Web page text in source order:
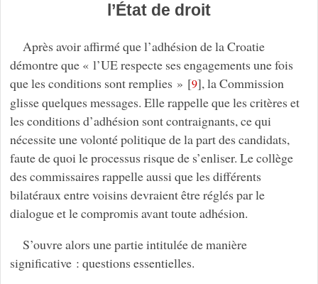
l’État de droit
Après avoir affirmé que l’adhésion de la Croatie
démontre que « l’UE respecte ses engagements une fois
que les conditions sont remplies » [9], la Commission
glisse quelques messages. Elle rappelle que les critères et
les conditions d’adhésion sont contraignants, ce qui
nécessite une volonté politique de la part des candidats,
faute de quoi le processus risque de s’enliser. Le collège
des commissaires rappelle aussi que les différents
bilatéraux entre voisins devraient être réglés par le
dialogue et le compromis avant toute adhésion.
S’ouvre alors une partie intitulée de manière
significative : questions essentielles.